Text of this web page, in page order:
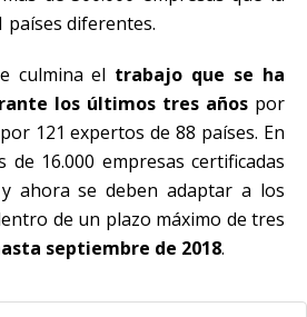
países diferentes.
culmina el trabajo que se ha
los últimos tres años por
121 expertos de 88 países. En
de 16.000 empresas certificadas
ahora se deben adaptar a los
de un plazo máximo de tres
septiembre de 2018.